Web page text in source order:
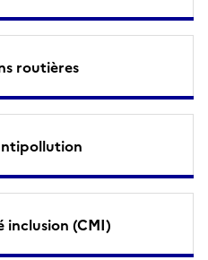
routières
(CMI)